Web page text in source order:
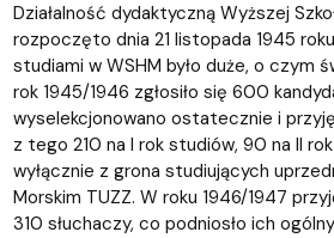
Działalność dydaktyczną Wyższej
rozpoczęto dnia 21 listopada 1945
studiami w WSHM było duże, o czym
rok 1945/1946 zgłosiło się 600
wyselekcjonowano ostatecznie i
z tego 210 na I rok studiów, 90 na II rok
wyłącznie z grona studiujących
Morskim TUZZ. W roku 1946/1947
310 słuchaczy, co podniosło ich